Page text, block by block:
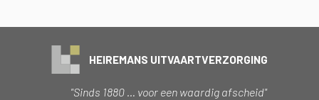
HEIREMANS UITVAARTVERZORGING
"Sinds 1880 … voor een waardig afscheid"